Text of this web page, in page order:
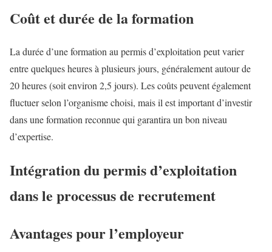
Coût et durée de la formation
La durée d’une formation au permis d’exploitation peut varier
entre quelques heures à plusieurs jours, généralement autour de
20 heures (soit environ 2,5 jours). Les coûts peuvent également
fluctuer selon l’organisme choisi, mais il est important d’investir
dans une formation reconnue qui garantira un bon niveau
d’expertise.
Intégration du permis d’exploitation
dans le processus de recrutement
Avantages pour l’employeur